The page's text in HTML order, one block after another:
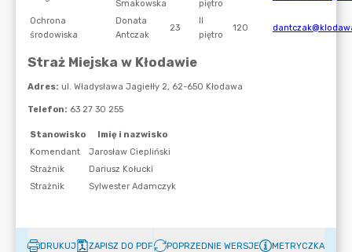
DRUKUJ ZAPISZ DO PDF POPRZEDNIE WERSJE METRYCZKA